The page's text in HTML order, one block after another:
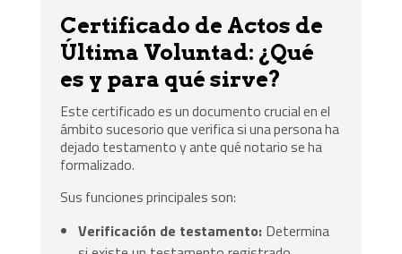
Certificado de Actos de
Última Voluntad: ¿Qué
es y para qué sirve?
Este certificado es un documento crucial en el
ámbito sucesorio que verifica si una persona ha
dejado testamento y ante qué notario se ha
formalizado.
Sus funciones principales son:
Verificación de testamento: Determina